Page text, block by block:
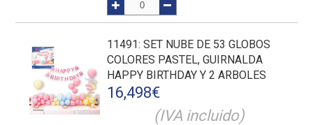
11491: SET NUBE DE 53 GLOBOS
COLORES PASTEL, GUIRNALDA
HAPPY BIRTHDAY Y 2 ARBOLES
16,498€
(IVA incluido)